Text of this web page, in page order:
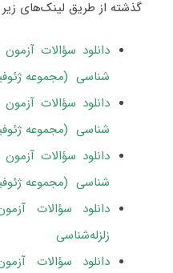
گذشته از طریق لینک‌های
شناسی (مجموعه
شناسی (مجموعه
شناسی (مجموعه
زلزله‌شناسی